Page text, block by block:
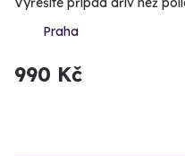
Praha
990 Kč